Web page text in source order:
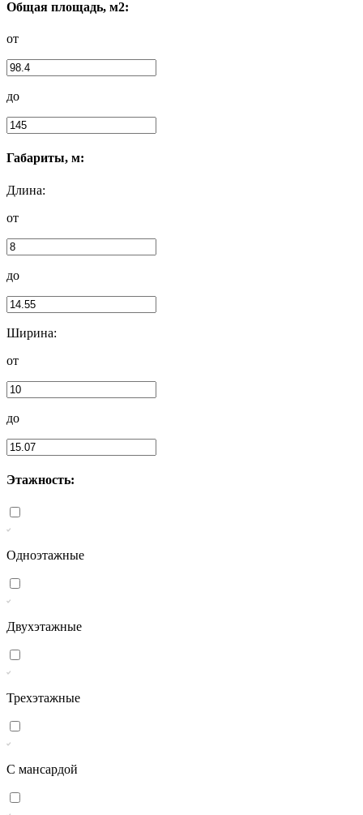
Общая площадь, м2:
от
до
Габариты, м:
Длина:
от
до
Ширина:
от
до
Этажность:
Одноэтажные
Двухэтажные
Трехэтажные
С мансардой